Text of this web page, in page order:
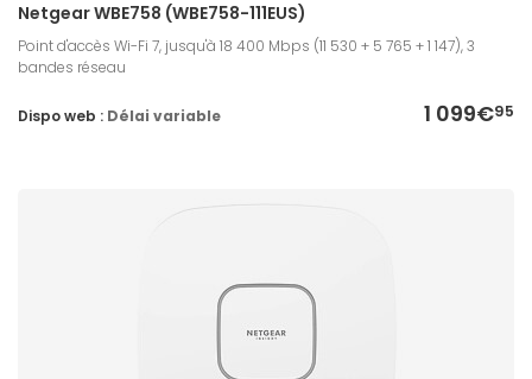
Netgear WBE758 (WBE758-111EUS)
Point d'accès Wi-Fi 7, jusqu'à 18 400 Mbps (11 530 + 5 765 + 1 147), 3
bandes réseau
1 099€95
Dispo web : Délai variable